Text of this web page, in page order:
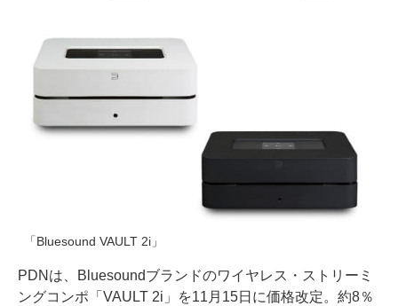
「Bluesound VAULT 2i」
PDNは、Bluesoundブランドのワイヤレス・ストリーミ
ングコンポ「VAULT 2i」を11月15日に価格改定。約8％